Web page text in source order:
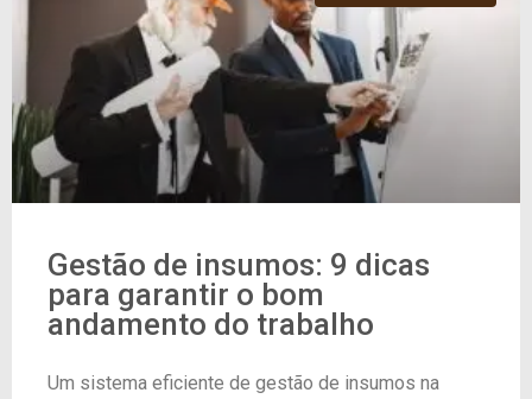
Gestão de insumos: 9 dicas
para garantir o bom
andamento do trabalho
Um sistema eficiente de gestão de insumos na